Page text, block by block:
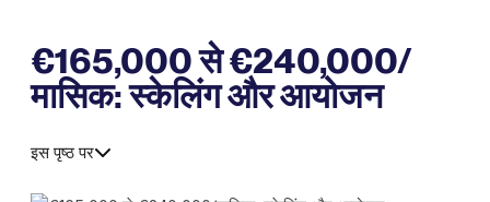
€165,000 से €240,000/
मासिक: स्केलिंग और आयोजन
इस पृष्ठ पर